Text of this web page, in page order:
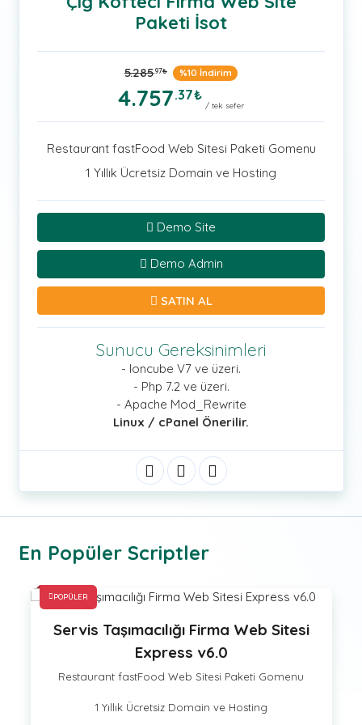
Paketi İsot
5.285.97₺ %10 İndirim
4.757.37₺
/ tek sefer
Restaurant fastFood Web Sitesi Paketi Gomenu
1 Yıllık Ücretsiz Domain ve Hosting
Demo Site
Demo Admin
SATIN AL
Sunucu Gereksinimleri
- Ioncube V7 ve üzeri.
- Php 7.2 ve üzeri.
- Apache Mod_Rewrite
Linux / cPanel Önerilir.
En Popüler Scriptler
Firma Web Sitesi
Web Sitesi Paketi Gomenu
Domain ve Hosting
POPÜLER
E-Ticaret
1 Yıllık Ücretsiz